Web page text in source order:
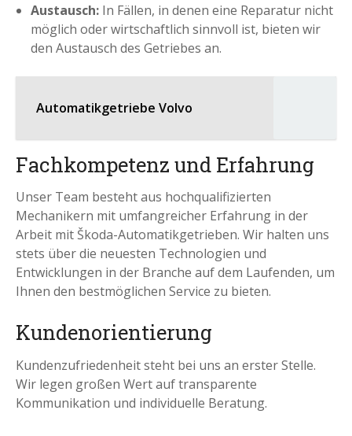
Austausch: In Fällen, in denen eine Reparatur nicht
möglich oder wirtschaftlich sinnvoll ist, bieten wir
den Austausch des Getriebes an.
Automatikgetriebe Volvo
Fachkompetenz und Erfahrung
Unser Team besteht aus hochqualifizierten
Mechanikern mit umfangreicher Erfahrung in der
Arbeit mit Škoda-Automatikgetrieben. Wir halten uns
stets über die neuesten Technologien und
Entwicklungen in der Branche auf dem Laufenden, um
Ihnen den bestmöglichen Service zu bieten.
Kundenorientierung
Kundenzufriedenheit steht bei uns an erster Stelle.
Wir legen großen Wert auf transparente
Kommunikation und individuelle Beratung.